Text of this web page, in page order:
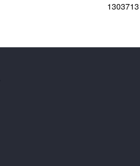
1303713